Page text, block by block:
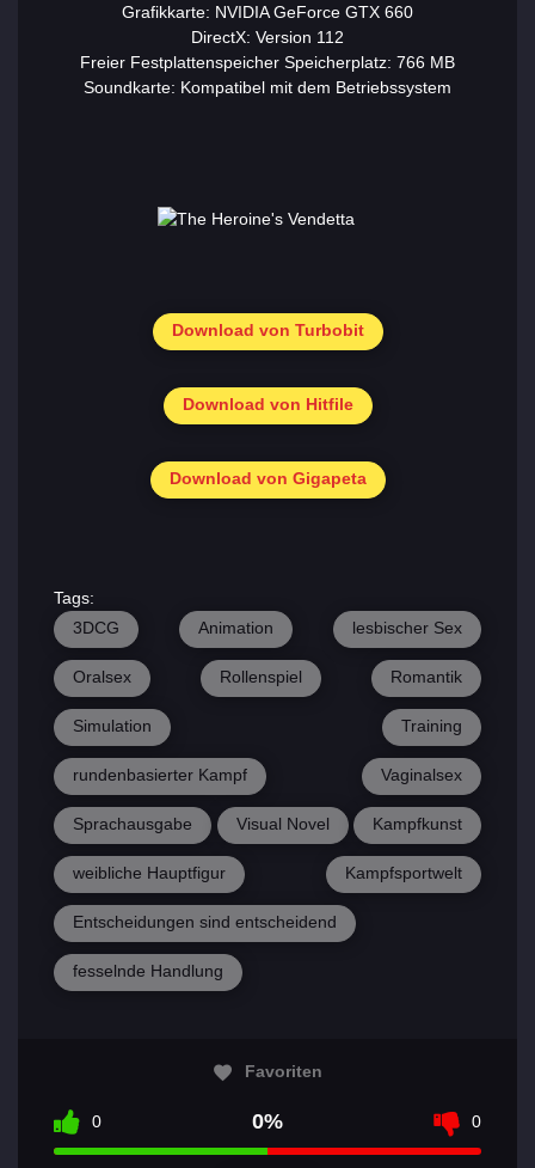
Wichtigsten
Kontakte
Grafikkarte: NVIDIA GeForce GTX 660
DirectX: Version 112
Freier Festplattenspeicher Speicherplatz: 766 MB
Soundkarte: Kompatibel mit dem Betriebssystem
Download von Turbobit
Download von Hitfile
Download von Gigapeta
Tags:
3DCG
Animation lesbischer Sex
Oralsex Rollenspiel Romantik
Simulation Training
rundenbasierter Kampf Vaginalsex
Sprachausgabe Visual Novel Kampfkunst
weibliche Hauptfigur Kampfsportwelt
Entscheidungen sind entscheidend
fesselnde Handlung
Favoriten
0 0% 0